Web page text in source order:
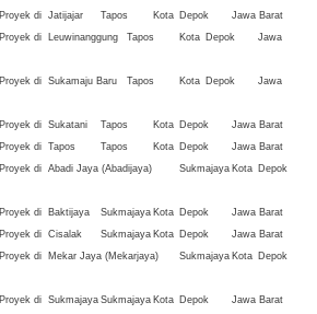
di Jatijajar Tapos Kota Depok
Jawa Barat
di
Leuwinanggung Tapos Kota Depok
Jawa
di Sukamaju Baru Tapos Kota Depok
Jawa
di Sukatani Tapos Kota Depok
Jawa Barat
di Tapos Tapos Kota Depok
Jawa Barat
di Abadi Jaya (Abadijaya) Sukmajaya Kota Depok
di
Baktijaya Sukmajaya Kota Depok
Jawa Barat
di Cisalak Sukmajaya Kota Depok
Jawa Barat
di
Mekar Jaya (Mekarjaya) Sukmajaya Kota Depok
di Sukmajaya Sukmajaya Kota Depok
Jawa Barat